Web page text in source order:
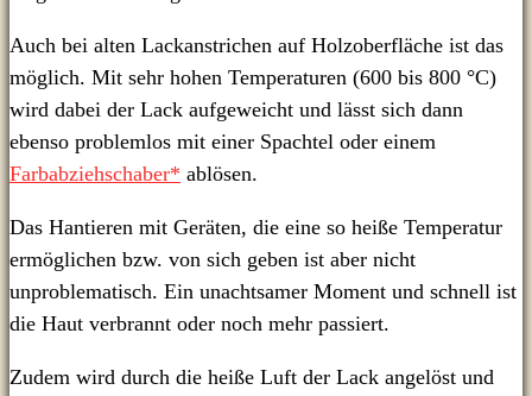
Auch bei alten Lackanstrichen auf Holzoberfläche ist das
möglich. Mit sehr hohen Temperaturen (600 bis 800 °C)
wird dabei der Lack aufgeweicht und lässt sich dann
ebenso problemlos mit einer Spachtel oder einem
Farbabziehschaber* ablösen.
Das Hantieren mit Geräten, die eine so heiße Temperatur
ermöglichen bzw. von sich geben ist aber nicht
unproblematisch. Ein unachtsamer Moment und schnell ist
die Haut verbrannt oder noch mehr passiert.
Zudem wird durch die heiße Luft der Lack angelöst und